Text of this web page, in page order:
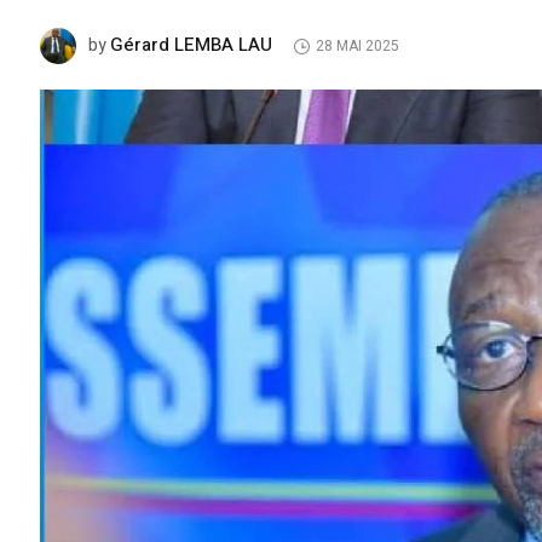
byGérard LEMBA LAU 28 MAI 2025